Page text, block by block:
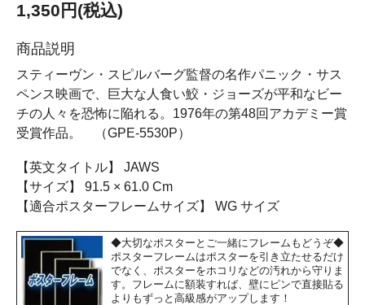
1,350円(税込)
商品説明
スティーヴン・スピルバーグ監督の名作パニック・サス
ペンス映画で、巨大な人食い鮫・ジョーズが平和なビー
チの人々を恐怖に陥れる。1976年の第48回アカデミー賞
受賞作品。 （GPE-5530P）
【英文タイトル】 JAWS
【サイズ】 91.5 × 61.0 Cm
【適合ポスターフレームサイズ】 WG サイズ
◆大切なポスターとご一緒にフレームもどうぞ◆
ポスターフレームはポスターを引き立たせるだけ
でなく、ポスターをホコリなどの汚れから守りま
す。フレームに額装すれば、壁にピンで直接貼る
よりもずっと高級感がアップします！